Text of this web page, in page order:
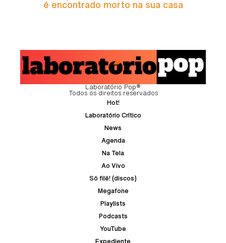
é encontrado morto na sua casa
Laboratório Pop®
Todos os direitos reservados
Hot!
Laboratório Crítico
News
Agenda
Na Tela
Ao Vivo
Só filé! (discos)
Megafone
Playlists
Podcasts
YouTube
Expediente